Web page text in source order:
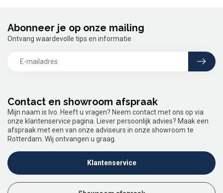
Contact en showroom afspraak
Mijn naam is Ivo. Heeft u vragen? Neem contact met ons op via
onze klantenservice pagina. Liever persoonlijk advies? Maak een
afspraak met een van onze adviseurs in onze showroom te
Rotterdam. Wij ontvangen u graag.
Klantenservice
Abonneer je op onze mailing
Ontvang waardevolle tips en informatie